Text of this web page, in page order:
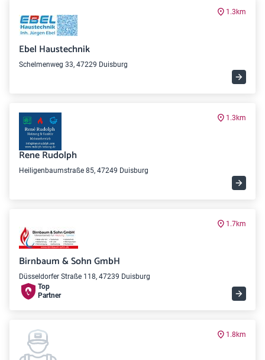
1.3km
Ebel Haustechnik
Schelmenweg 33, 47229 Duisburg
1.3km
Rene Rudolph
Heiligenbaumstraße 85, 47249 Duisburg
1.7km
Birnbaum & Sohn GmbH
Düsseldorfer Straße 118, 47239 Duisburg
Top
Partner
1.8km